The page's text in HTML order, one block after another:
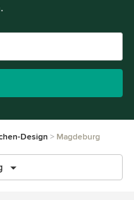
Design Magdeburg